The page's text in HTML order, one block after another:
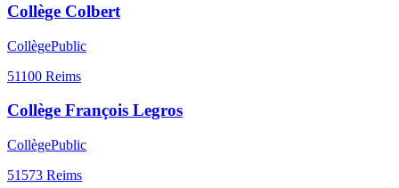
Collège Colbert
CollègePublic
51100 Reims
Collège François Legros
CollègePublic
51573 Reims